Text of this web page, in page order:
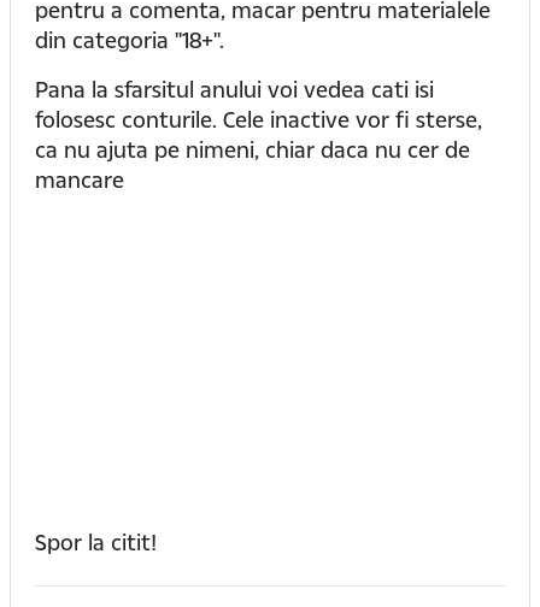
pentru a comenta, macar pentru materialele
din categoria "18+".
Pana la sfarsitul anului voi vedea cati isi
folosesc conturile. Cele inactive vor fi sterse,
ca nu ajuta pe nimeni, chiar daca nu cer de
mancare
Spor la citit!